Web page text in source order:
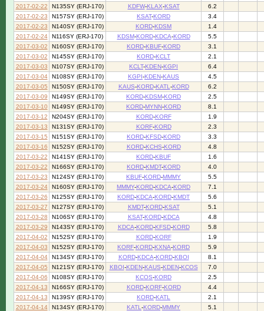
2017-02-22
N135SY (ERJ-170) KDFW-KLAX-KSAT
6.2
2017-02-23
N157SY (ERJ-170) KSAT-KORD
3.4
2017-02-23
N140SY (ERJ-170) KORD-KDSM
1.4
2017-02-24
N116SY (ERJ-170) KDSM-KORD-KDCA-KORD
5.5
2017-03-02
N160SY (ERJ-170) KORD-KBUF-KORD
3.1
2017-03-02
N145SY (ERJ-170) KORD-KCLT
2.1
2017-03-03
N107SY (ERJ-170) KCLT-KDEN-KGPI
6.4
2017-03-04
N108SY (ERJ-170) KGPI-KDEN-KAUS
4.5
2017-03-05
N150SY (ERJ-170) KAUS-KORD-KATL -KORD
6.2
2017-03-09
N149SY (ERJ-170) KORD-KDSM-KORD
2.5
2017-03-10
N149SY (ERJ-170) KORD-MYNN-KORD
8.1
2017-03-12
N204SY (ERJ-170) KORD-KORF
1.9
2017-03-13
N131SY (ERJ-170) KORF-KORD
2.3
2017-03-15
N151SY (ERJ-170) KORD-KFSD-KORD
3.3
2017-03-16
N152SY (ERJ-170) KORD-KCHS-KORD
4.8
2017-03-22
N141SY (ERJ-170) KORD-KBUF
1.6
2017-03-22
N166SY (ERJ-170) KORD-KMDT-KORD
4.0
2017-03-23
N124SY (ERJ-170) KBUF-KORD-MMMY
5.5
2017-03-24
N160SY (ERJ-170) MMMY-KORD-KDCA-KORD
7.1
2017-03-26
N125SY (ERJ-170) KORD-KDCA-KORD-KMDT
5.6
2017-03-27
N127SY (ERJ-170) KMDT-KORD-KSAT
5.1
2017-03-28
N106SY (ERJ-170) KSAT-KORD-KDCA
4.8
2017-03-29
N143SY (ERJ-170) KDCA-KORD-KFSD-KORD
5.8
2017-04-02
N152SY (ERJ-170) KORD-KORF
1.9
2017-04-03
N152SY (ERJ-170) KORF-KORD-KXNA-KORD
5.9
2017-04-04
N134SY (ERJ-170) KORD-KDCA-KORD-KBOI
8.1
2017-04-05
N121SY (ERJ-170) KBOI-KDEN-KAUS-KDEN-KCOS
7.0
2017-04-06
N108SY (ERJ-170) KCOS-KORD
2.5
2017-04-13
N166SY (ERJ-170) KORD-KORF-KORD
4.4
2017-04-13
N139SY (ERJ-170) KORD-KATL
2.1
2017-04-14
N134SY (ERJ-170) KATL -KORD-MMMY
5.1